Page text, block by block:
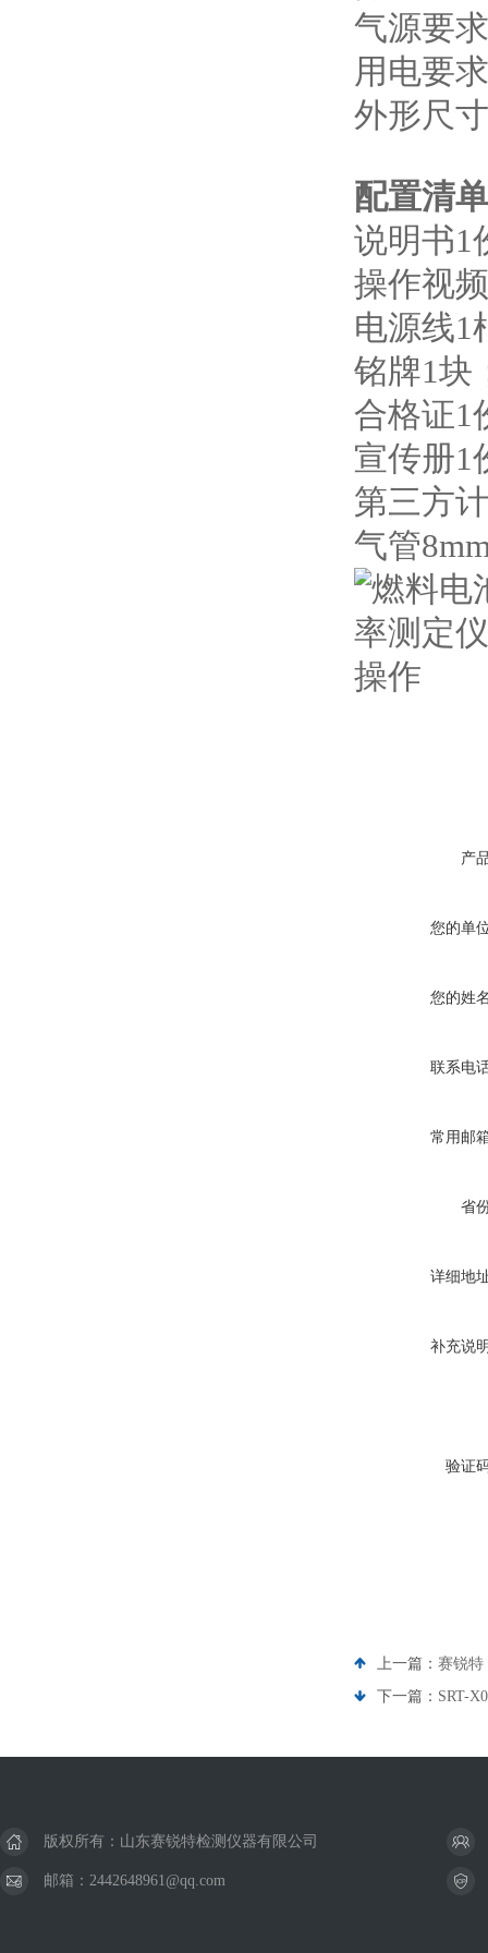
气源要
用电要
外形尺
配置清单
说明书1
操作视
电源线1
铭牌1块
合格证1
宣传册1
第三方
气管
产
您的单
您的姓
联系电
常用邮
省
详细地
补充说
验证
上一篇： 赛锐特
下一篇： SRT-
版权所有：山东赛锐特检测仪器有限公司
邮箱：2442648961@qq.com